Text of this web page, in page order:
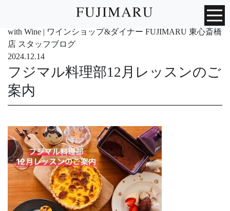
with Wine | ワインショップ&ダイナー FUJIMARU 東心斎橋
店 スタッフブログ
2024.12.14
フジマル料理部12月レッスンのご
案内